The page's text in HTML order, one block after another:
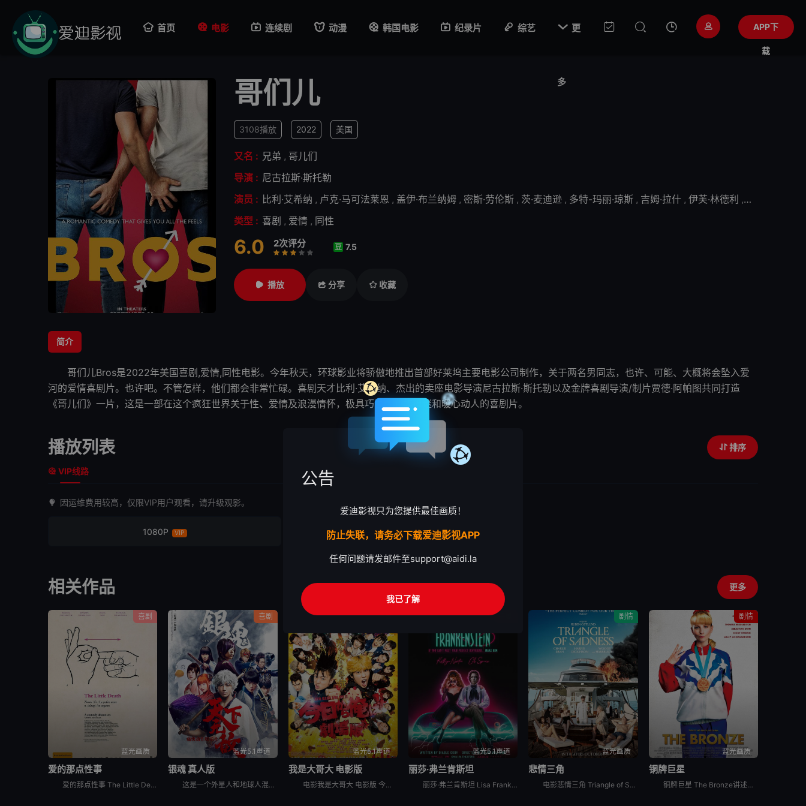
首页 电影 连续剧 动漫 韩国电影 纪录片 综艺  更
多
APP下
载
哥们儿
3108播放 2022 美国
又名 : 兄弟 , 哥儿们
导演 : 尼古拉斯·斯托勒
演员 : 比利·艾希纳 , 卢克·马可法莱恩 , 盖伊·布兰纳姆 , 密斯·劳伦斯 , 茨·麦迪逊 , 多特-玛丽·琼斯 , 吉姆·拉什 , 伊芙·林德利 , 莫妮卡·雷蒙德
类型 : 喜剧 , 爱情 , 同性
6.0 2次评分
很差
较差还行推荐
力荐
豆 7.5
播放 分享 收藏
简介
哥们儿Bros是2022年美国喜剧,爱情,同性电影。今年秋天，环球影业将骄傲地推出首部好莱坞主要电影公司制作，关于两名男同志，也许、可能、大概将会坠入爱
河的爱情喜剧片。也许吧。不管怎样， 他们都会非常忙碌。喜剧天才比利·艾希纳、杰出的卖座电影导演尼古拉斯·斯托勒以及金牌喜剧导演/制片贾德·阿帕图共同打造
《哥儿们》一片，这是一部在这个疯狂世界关于性、爱情及浪漫情怀，极具巧思、心醉神迷和暖心动人的喜剧片。
播放列表 排序
VIP线路
因运维费用较高，仅限VIP用户观看，请升级观影。
1080P VIP
相关作品 更多
喜剧
蓝光画质
爱的那点性事
爱的那点性事 The Little Death是一部关于爱情、性..欲、关系等多元素喜剧电影。影片充满了澳式幽默，把一个严重幻想症的女人，一堆面临困扰的夫妻等等一些角色巧妙地联系到一起。
喜剧
蓝光5.1声道
银魂 真人版
这是一个外星人和地球人混居的时代，在外星移民的压迫和统治下，流传百年的武士道精神已然没落，然而，在一片倾颓之势面前，依然有一群人默默的遵守着他们的准则和正义。家道中落的青年志村新八（菅田将晖 饰）
喜剧
蓝光5.1声道
我是大哥大 电影版
电影我是大哥大 电影版 今日から俺は！！劇場版讲述的是：三桥贵志以转校为契机，决定在新学校“嚣张”一把，从此做个不良少年。为了能在同学中获得存在感，他还特地去发廊弄了一头金色卷发。而和他转到同一所
蓝光5.1声道
丽莎·弗兰肯斯坦
丽莎·弗兰肯斯坦 Lisa Frankenstein是2024年美国喜剧,爱情,恐怖,奇幻电影。《丽莎·弗兰肯斯坦》设定在1989年，讲述一个不受欢迎的高中生在一个电闪雷鸣之夜意外复活了一具英俊的
剧情
蓝光画质
悲情三角
电影悲情三角 Triangle of Sadness讲述的是：Carl和Yaya是一对很有影响力的模特夫妇。时装周结束后，他们受邀来到一艘游艇进行豪华的跨洋之旅，船员们都非常尽职地为度假者们服务。
剧情
蓝光画质
铜牌巨星
铜牌巨星 The Bronze讲述的是：霍普（梅丽莎·劳奇 Melissa Rauch 饰）从小就立志成为一名体操运动员，在一场世界级的比赛中，霍普虽然脚踝受伤却依然忍痛完成了比赛动作并获得了铜牌
公告
爱迪影视只为您提供最佳画质！
防止失联，请务必下载爱迪影视APP
任何问题请发邮件至support@aidi.la
我已了解